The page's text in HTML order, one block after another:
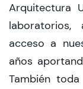
Arquitectura
laboratorios,
acceso a
años
También